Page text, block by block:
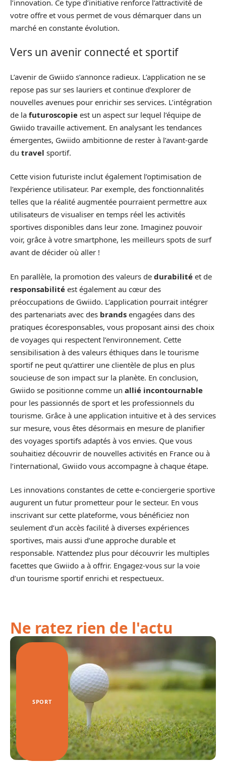
l’innovation. Ce type d’initiative renforce l’attractivité de
votre offre et vous permet de vous démarquer dans un
marché en constante évolution.
Vers un avenir connecté et sportif
L’avenir de Gwiido s’annonce radieux. L’application ne se
repose pas sur ses lauriers et continue d’explorer de
nouvelles avenues pour enrichir ses services. L’intégration
de la futuroscopie est un aspect sur lequel l’équipe de
Gwiido travaille activement. En analysant les tendances
émergentes, Gwiido ambitionne de rester à l’avant-garde
du travel sportif.
Cette vision futuriste inclut également l’optimisation de
l’expérience utilisateur. Par exemple, des fonctionnalités
telles que la réalité augmentée pourraient permettre aux
utilisateurs de visualiser en temps réel les activités
sportives disponibles dans leur zone. Imaginez pouvoir
voir, grâce à votre smartphone, les meilleurs spots de surf
avant de décider où aller !
En parallèle, la promotion des valeurs de durabilité et de
responsabilité est également au cœur des
préoccupations de Gwiido. L’application pourrait intégrer
des partenariats avec des brands engagées dans des
pratiques écoresponsables, vous proposant ainsi des choix
de voyages qui respectent l’environnement. Cette
sensibilisation à des valeurs éthiques dans le tourisme
sportif ne peut qu’attirer une clientèle de plus en plus
soucieuse de son impact sur la planète. En conclusion,
Gwiido se positionne comme un allié incontournable
pour les passionnés de sport et les professionnels du
tourisme. Grâce à une application intuitive et à des services
sur mesure, vous êtes désormais en mesure de planifier
des voyages sportifs adaptés à vos envies. Que vous
souhaitiez découvrir de nouvelles activités en France ou à
l’international, Gwiido vous accompagne à chaque étape.
Les innovations constantes de cette e-conciergerie sportive
augurent un futur prometteur pour le secteur. En vous
inscrivant sur cette plateforme, vous bénéficiez non
seulement d’un accès facilité à diverses expériences
sportives, mais aussi d’une approche durable et
responsable. N’attendez plus pour découvrir les multiples
facettes que Gwiido a à offrir. Engagez-vous sur la voie
d’un tourisme sportif enrichi et respectueux.
Ne ratez rien de l'actu
SPORT